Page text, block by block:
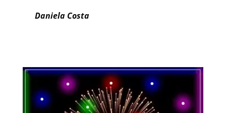
Daniela Costa